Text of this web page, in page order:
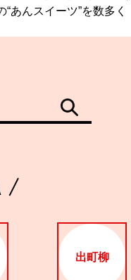
あんスイーツ”を数多く
/
出町柳